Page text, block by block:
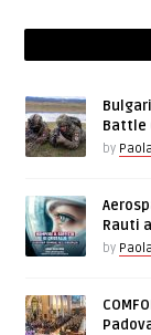
Battle
by
Rauti
by